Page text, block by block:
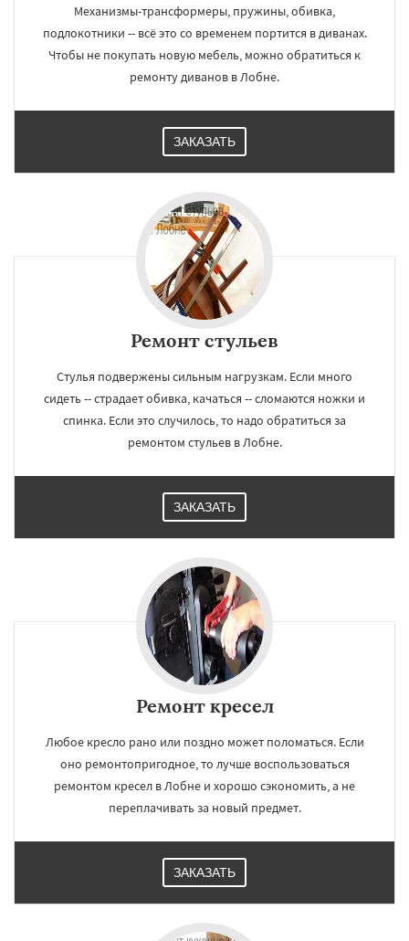
Механизмы-трансформеры, пружины, обивка,
подлокотники -- всё это со временем портится в диванах.
Чтобы не покупать новую мебель, можно обратиться к
ремонту диванов в Лобне.
ЗАКАЗАТЬ
Ремонт стульев
Стулья подвержены сильным нагрузкам. Если много
сидеть -- страдает обивка, качаться -- сломаются ножки и
спинка. Если это случилось, то надо обратиться за
ремонтом стульев в Лобне.
ЗАКАЗАТЬ
Ремонт кресел
Любое кресло рано или поздно может поломаться. Если
оно ремонтопригодное, то лучше воспользоваться
ремонтом кресел в Лобне и хорошо сэкономить, а не
переплачивать за новый предмет.
ЗАКАЗАТЬ